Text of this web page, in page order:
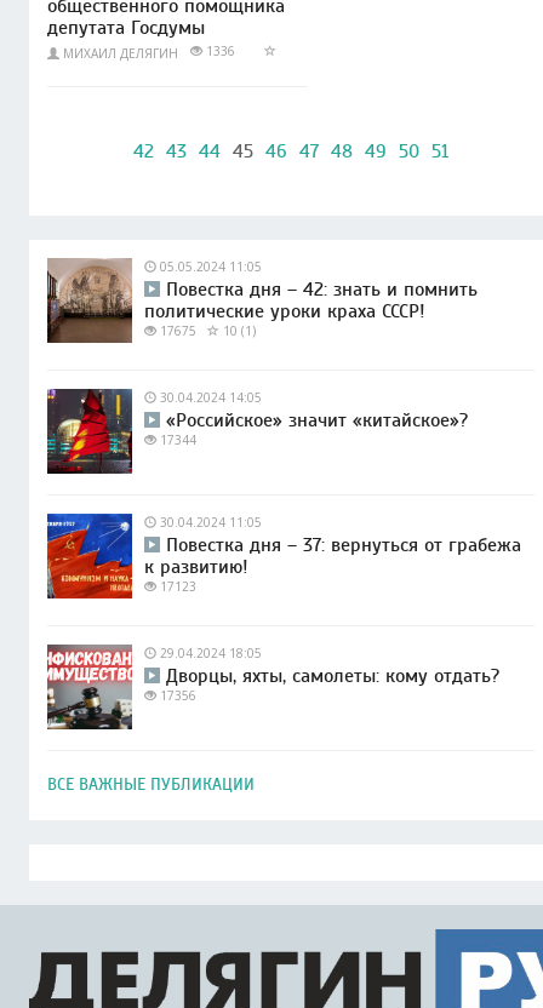
общественного помощника
депутата Госдумы
МИХАИЛ ДЕЛЯГИН 1336
42 43 44 45 46 47 48 49 50 51
05.05.2024 11:05
Повестка дня – 42: знать и помнить
политические уроки краха СССР!
17675 10 (1)
30.04.2024 14:05
«Российское» значит «китайское»?
17344
30.04.2024 11:05
Повестка дня – 37: вернуться от грабежа
к развитию!
17123
29.04.2024 18:05
Дворцы, яхты, самолеты: кому отдать?
17356
ВСЕ ВАЖНЫЕ ПУБЛИКАЦИИ